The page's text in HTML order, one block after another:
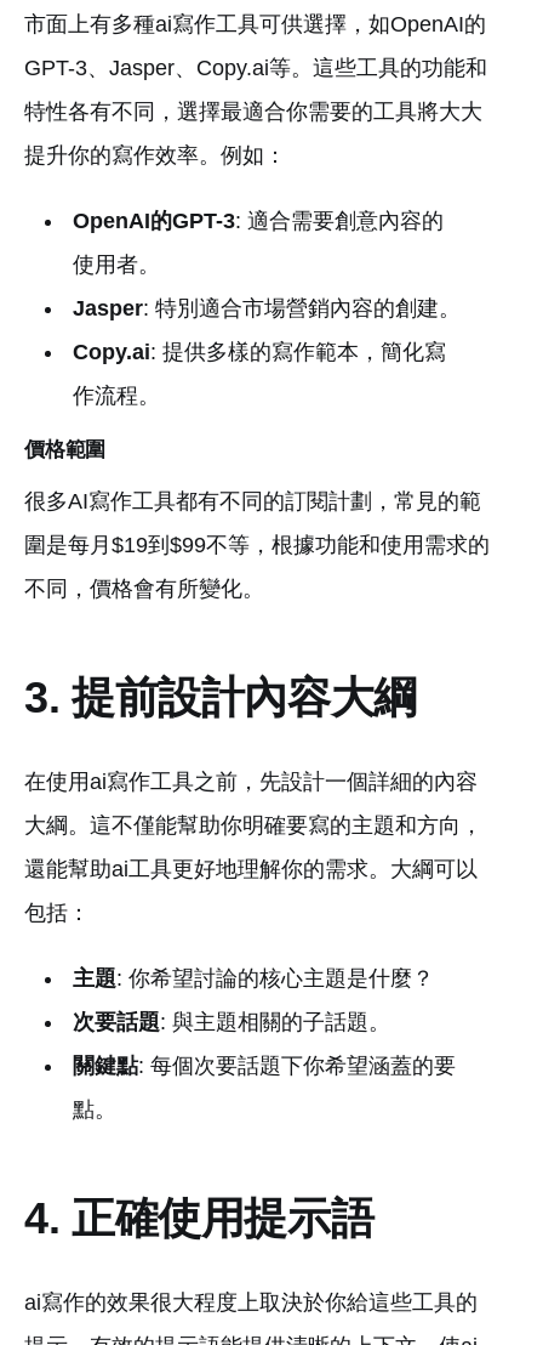
市面上有多種ai寫作工具可供選擇，如OpenAI的
GPT-3、Jasper、Copy.ai等。這些工具的功能和
特性各有不同，選擇最適合你需要的工具將大大
提升你的寫作效率。例如：
OpenAI的GPT-3: 適合需要創意內容的
使用者。
Jasper: 特別適合市場營銷內容的創建。
Copy.ai: 提供多樣的寫作範本，簡化寫
作流程。
價格範圍
很多AI寫作工具都有不同的訂閱計劃，常見的範
圍是每月$19到$99不等，根據功能和使用需求的
不同，價格會有所變化。
3. 提前設計內容大綱
在使用ai寫作工具之前，先設計一個詳細的內容
大綱。這不僅能幫助你明確要寫的主題和方向，
還能幫助ai工具更好地理解你的需求。大綱可以
包括：
主題: 你希望討論的核心主題是什麼？
次要話題: 與主題相關的子話題。
關鍵點: 每個次要話題下你希望涵蓋的要
點。
4. 正確使用提示語
ai寫作的效果很大程度上取決於你給這些工具的